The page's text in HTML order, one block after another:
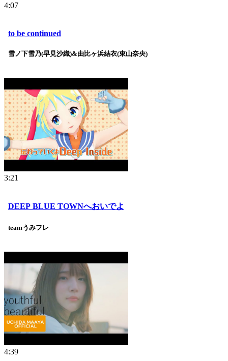
4:07
to be continued
雪ノ下雪乃(早見沙織)&由比ヶ浜結衣(東山奈央)
3:21
DEEP BLUE TOWNへおいでよ
teamうみフレ
4:39